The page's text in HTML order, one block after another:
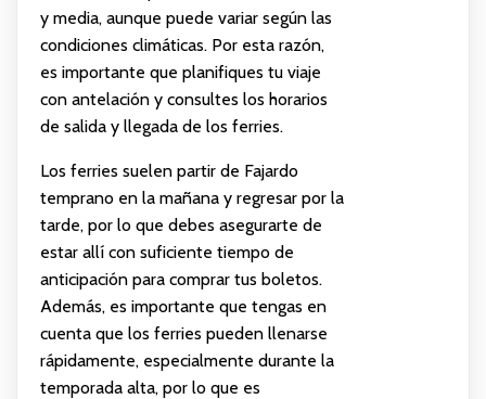
y media, aunque puede variar según las
condiciones climáticas. Por esta razón,
es importante que planifiques tu viaje
con antelación y consultes los horarios
de salida y llegada de los ferries.
Los ferries suelen partir de Fajardo
temprano en la mañana y regresar por la
tarde, por lo que debes asegurarte de
estar allí con suficiente tiempo de
anticipación para comprar tus boletos.
Además, es importante que tengas en
cuenta que los ferries pueden llenarse
rápidamente, especialmente durante la
temporada alta, por lo que es